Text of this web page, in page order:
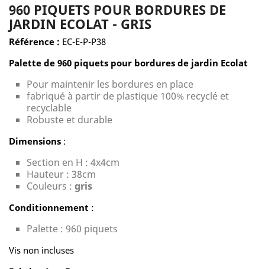
960 PIQUETS POUR BORDURES DE
JARDIN ECOLAT - GRIS
Référence : EC-E-P-P38
Palette de 960 piquets pour bordures de jardin Ecolat
Pour maintenir les bordures en place
fabriqué à partir de plastique 100% recyclé et
recyclable
Robuste et durable
Dimensions :
Section en H : 4x4cm
Hauteur : 38cm
Couleurs : gris
Conditionnement :
Palette : 960 piquets
Vis non incluses